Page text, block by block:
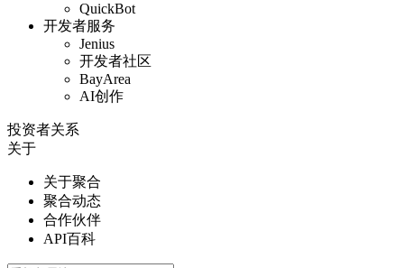
QuickBot
开发者服务
Jenius
开发者社区
BayArea
AI创作
投资者关系
关于
关于聚合
聚合动态
合作伙伴
API百科